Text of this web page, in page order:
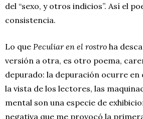
del “sexo, y otros indicios”. Así el
consistencia.
Lo que Peculiar en el rostro ha
versión a otra, es otro poema,
depurado: la depuración ocurre en
la vista de los lectores, las
mental son una especie de
negativa que me provocó la